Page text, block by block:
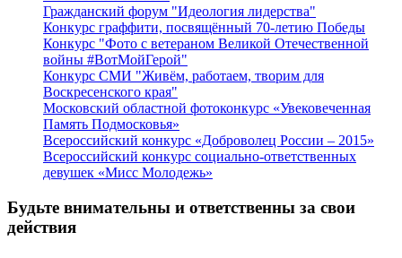
Гражданский форум "Идеология лидерства"
Конкурс граффити, посвящённый 70-летию Победы
Конкурс "Фото с ветераном Великой Отечественной
войны #ВотМойГерой"
Конкурс СМИ "Живём, работаем, творим для
Воскресенского края"
Московский областной фотоконкурс «Увековеченная
Память Подмосковья»
Всероссийский конкурс «Доброволец России – 2015»
Всероссийский конкурс социально-ответственных
девушек «Мисс Молодежь»
Будьте внимательны и ответственны за свои
действия